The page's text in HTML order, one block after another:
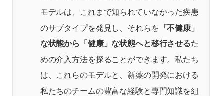
モデルは、これまで知られていなかった疾患
のサブタイプを発見し、それらを 「不健康」
な状態から「健康」な状態へと移行させるた
めの介入方法を探ることができます。私たち
は、これらのモデルと、新薬の開発における
私たちのチームの豊富な経験と専門知識を組